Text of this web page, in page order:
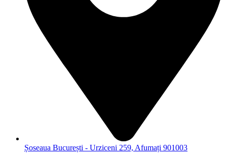
Șoseaua București - Urziceni 259, Afumați 901003